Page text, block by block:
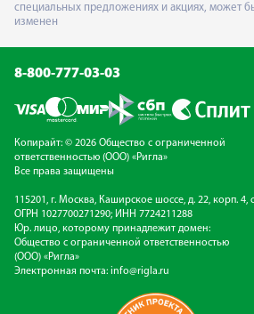
специальных предложениях и акциях, может
изменен
8-800-777-03-03
Копирайт: © 2026 Общество с ограниченной
ответственностью (ООО) «Ригла»
Все права защищены
115201, г. Москва, Каширское шоссе, д. 22, корп. 4,
ОГРН 1027700271290; ИНН 7724211288
Юр. лицо, которому принадлежит домен:
Общество с ограниченной ответственностью
(ООО) «Ригла»
Электронная почта: info@rigla.ru